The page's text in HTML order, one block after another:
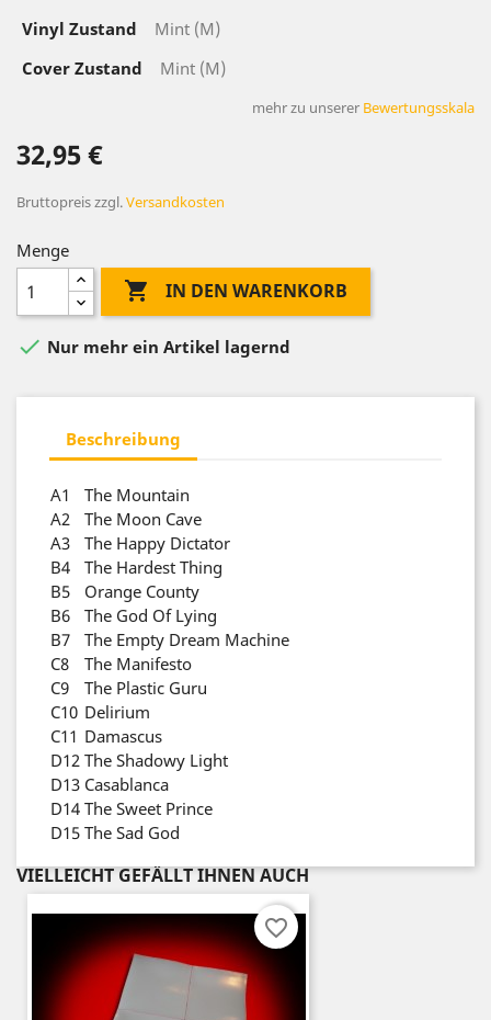
Vinyl Zustand
Mint (M)
Cover Zustand
Mint (M)
mehr zu unserer Bewertungsskala
32,95 €
Bruttopreiszzgl.Versandkosten
Menge
 IN DEN WARENKORB
 Nur mehr ein Artikel lagernd
Beschreibung
A1
The Mountain
A2
The Moon Cave
A3
The Happy Dictator
B4
The Hardest Thing
B5
Orange County
B6
The God Of Lying
B7
The Empty Dream Machine
C8
The Manifesto
C9
The Plastic Guru
C10 Delirium
C11 Damascus
D12 The Shadowy Light
D13 Casablanca
D14 The Sweet Prince
D15 The Sad God
VIELLEICHT GEFÄLLT IHNEN AUCH
favorite_border